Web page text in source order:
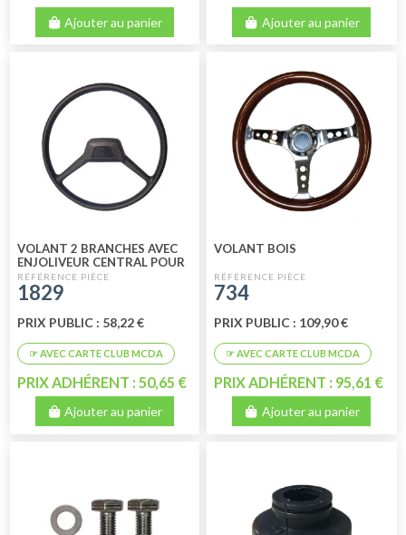
Ajouter au panier Ajouter au panier
VOLANT 2 BRANCHES AVEC
ENJOLIVEUR CENTRAL POUR
MEHARI 2CV6 DYANE
1829
PRIX PUBLIC : 58,22 €
PRIX ADHÉRENT : 50,65 €
Ajouter au panier
VOLANT BOIS
734
PRIX PUBLIC : 109,90 €
PRIX ADHÉRENT : 95,61 €
Ajouter au panier